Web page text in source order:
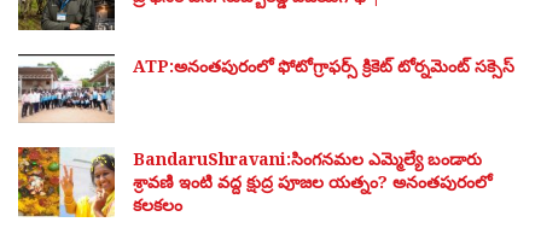
ATP:అనంతపురంలో ఫోటోగ్రాఫర్స్ క్రికెట్ టోర్నమెంట్ సక్సెస్
BandaruShravani:సింగనమల ఎమ్మెల్యే బండారు
శ్రావణి ఇంటి వద్ద క్షుద్ర పూజల యత్నం? అనంతపురంలో
కలకలం